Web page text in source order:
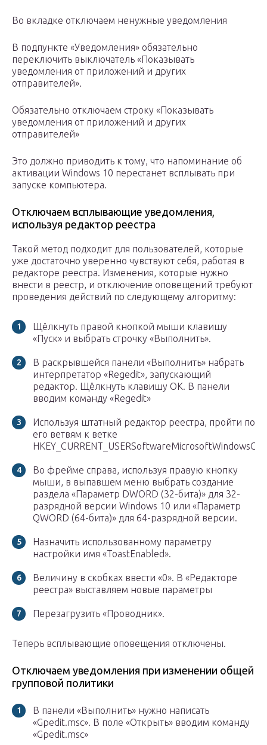
Во вкладке отключаем ненужные уведомления
В подпункте «Уведомления» обязательно
переключить выключатель «Показывать
уведомления от приложений и других
отправителей».
Обязательно отключаем строку «Показывать
уведомления от приложений и других
отправителей»
Это должно приводить к тому, что напоминание об
активации Windows 10 перестанет всплывать при
запуске компьютера.
Отключаем всплывающие уведомления,
используя редактор реестра
Такой метод подходит для пользователей, которые
уже достаточно уверенно чувствуют себя, работая в
редакторе реестра. Изменения, которые нужно
внести в реестр, и отключение оповещений требуют
проведения действий по следующему алгоритму:
Щёлкнуть правой кнопкой мыши клавишу
«Пуск» и выбрать строчку «Выполнить».
В раскрывшейся панели «Выполнить» набрать
интерпретатор «Regedit», запускающий
редактор. Щёлкнуть клавишу OK. В панели
вводим команду «Regedit»
Используя штатный редактор реестра, пройти по
его ветвям к ветке
Во фрейме справа, используя правую кнопку
мыши, в выпавшем меню выбрать создание
раздела «Параметр DWORD (32-бита)» для 32-
разрядной версии Windows 10 или «Параметр
QWORD (64-бита)» для 64-разрядной версии.
Назначить использованному параметру
настройки имя «ToastEnabled».
Величину в скобках ввести «0». В «Редакторе
реестра» выставляем новые параметры
Перезагрузить «Проводник».
Теперь всплывающие оповещения отключены.
Отключаем уведомления при изменении общей
групповой политики
В панели «Выполнить» нужно написать
«Gpedit.msc». В поле «Открыть» вводим команду
«Gpedit.msc»